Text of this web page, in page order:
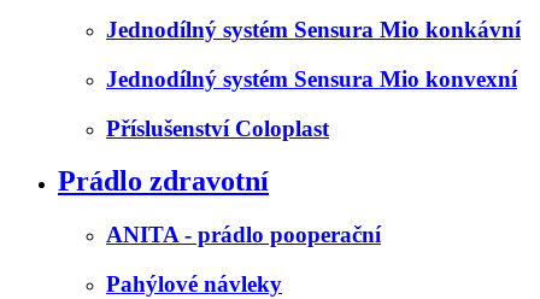
Jednodílný systém Sensura Mio konkávní
Jednodílný systém Sensura Mio konvexní
Příslušenství Coloplast
Prádlo zdravotní
ANITA - prádlo pooperační
Pahýlové návleky